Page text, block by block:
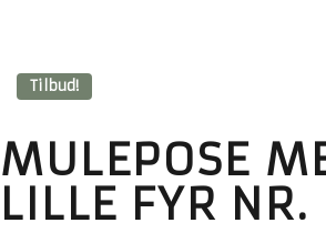
MULEPOSE
LILLE FYR NR.
Tilbud!